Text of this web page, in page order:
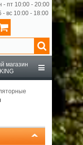
- пт 10:00 - 20:00
- вс 10:00 - 18:00
магазин